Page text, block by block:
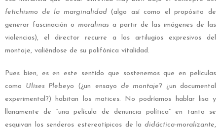
fetichismo de la marginalidad (algo así como
el propósito de
generar fascinación o moralinas a partir de las imágenes de las
violencias), el director recurre a los artilugios expresivos del
montaje, valiéndose de su polifónica vitalidad.
Pues bien, es en este sentido que sostenemos que en películas
como Ulises Plebeyo (¿un ensayo de montaje? ¿un documental
experimental?) habitan los matices. No podríamos hablar lisa y
llanamente de “una película de denuncia política” en tanto se
esquivan los senderos estereotípicos de la didáctica-moralizante,